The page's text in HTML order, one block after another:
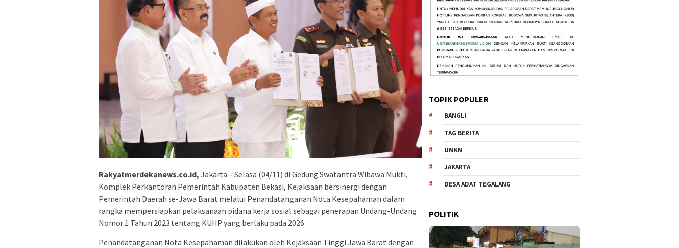
Rakyatmerdekanews.co.id, Jakarta – Selasa (04/11) di Gedung Swatantra Wibawa Mukti,
Komplek Perkantoran Pemerintah Kabupaten Bekasi, Kejaksaan bersinergi dengan
Pemerintah Daerah se-Jawa Barat melalui Penandatanganan Nota Kesepahaman dalam
rangka mempersiapkan pelaksanaan pidana kerja sosial sebagai penerapan Undang-Undang
Nomor 1 Tahun 2023 tentang KUHP yang berlaku pada 2026.
Penandatanganan Nota Kesepahaman dilakukan oleh Kejaksaan Tinggi Jawa Barat dengan
TOPIK POPULER
BANGLI
TAG BERITA
UMKM
JAKARTA
DESA ADAT TEGALANG
POLITIK